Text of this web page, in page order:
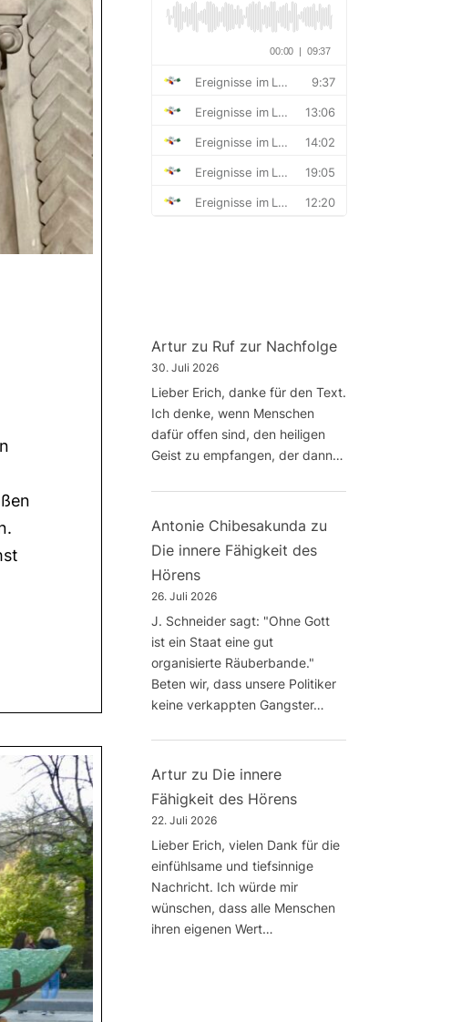
Arturzu Ruf zur Nachfolge
30. Juli 2026
Lieber Erich, danke für den Text.
Ich denke, wenn Menschen
dafür offen sind, den heiligen
Geist zu empfangen, der dann…
Antonie Chibesakunda zu
Die innere Fähigkeit des
Hörens
26. Juli 2026
J. Schneider sagt: "Ohne Gott
ist ein Staat eine gut
organisierte Räuberbande."
Beten wir, dass unsere Politiker
keine verkappten Gangster…
Arturzu Die innere
Fähigkeit des Hörens
22. Juli 2026
Lieber Erich, vielen Dank für die
einfühlsame und tiefsinnige
Nachricht. Ich würde mir
wünschen, dass alle Menschen
ihren eigenen Wert…